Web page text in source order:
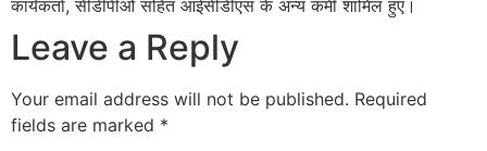
कार्यकर्ता, सीडीपीओ सहित आईसीडीएस के अन्य कर्मी शामिल हुए।
Leave a Reply
Your email address will not be published. Required
fields are marked *